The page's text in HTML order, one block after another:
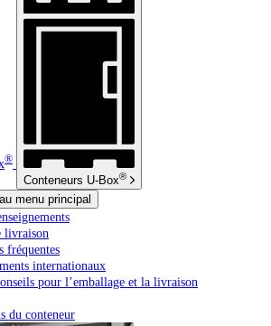
®
Conteneurs U-Box®
menu principal
livraison
fréquentes
internationaux
pour l’emballage et la livraison
du conteneur